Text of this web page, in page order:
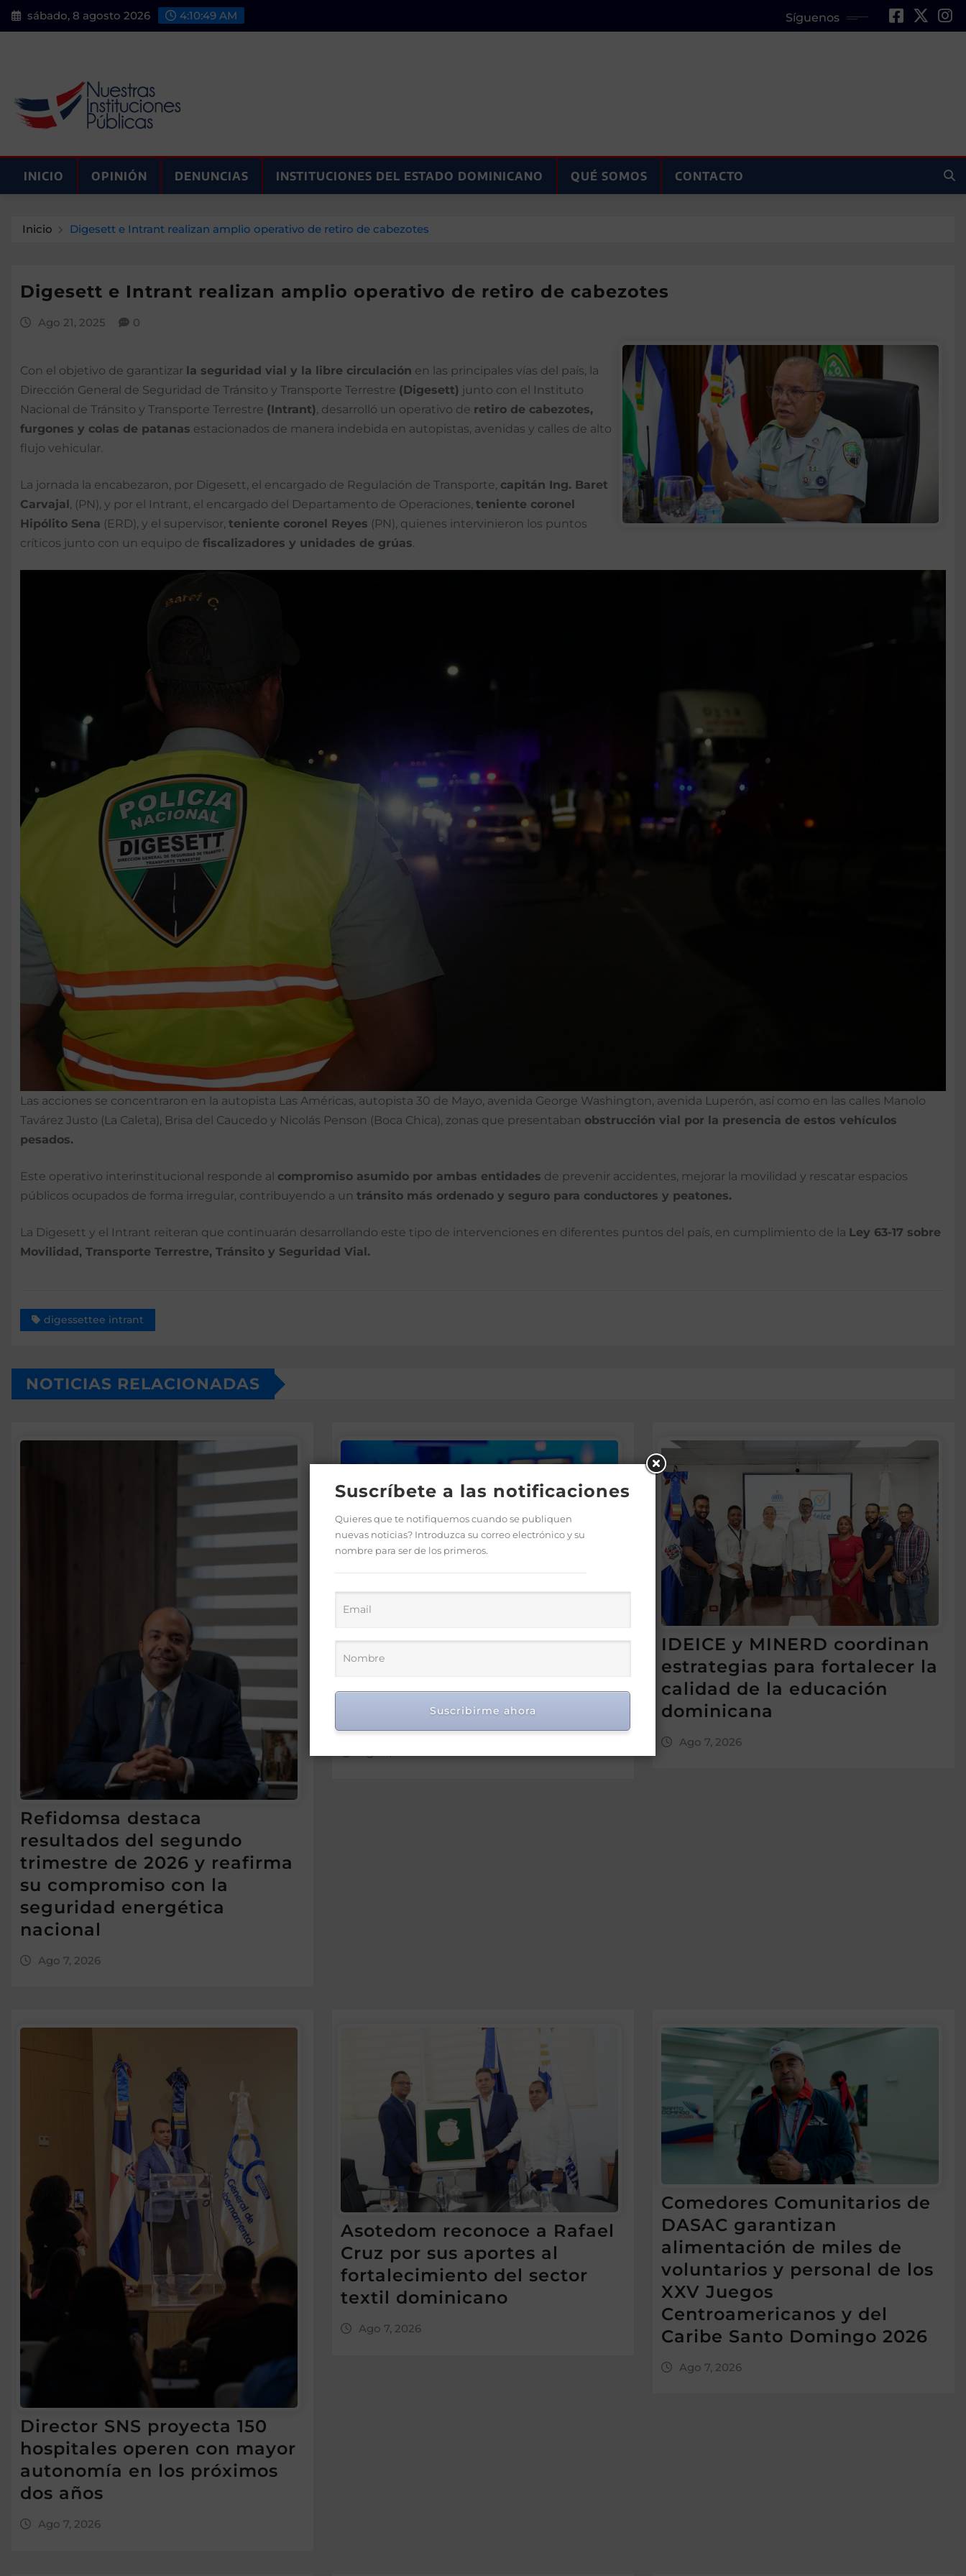
Saltar
al
sábado, 8 agosto 2026 4:10:51 AM Síguenos
INICIO OPINIÓN DENUNCIAS INSTITUCIONES DEL ESTADO DOMINICANO QUÉ SOMOS CONTACTO
Inicio Digesett e Intrant realizan amplio operativo de retiro de cabezotes
Digesett e Intrant realizan amplio operativo de retiro de cabezotes
Ago 21, 2025 0
Con el objetivo de garantizar la seguridad vial y la libre circulación en las principales vías del país, la
Dirección General de Seguridad de Tránsito y Transporte Terrestre (Digesett) junto con el Instituto
Nacional de Tránsito y Transporte Terrestre (Intrant), desarrolló un operativo de retiro de cabezotes,
furgones y colas de patanas estacionados de manera indebida en autopistas, avenidas y calles de alto
flujo vehicular.
La jornada la encabezaron, por Digesett, el encargado de Regulación de Transporte, capitán Ing. Baret
Carvajal , (PN), y por el Intrant, el encargado del Departamento de Operaciones, teniente coronel
Hipólito Sena (ERD), y el supervisor, teniente coronel Reyes (PN), quienes intervinieron los puntos
críticos junto con un equipo de fiscalizadores y unidades de grúas.
Las acciones se concentraron en la autopista Las Américas, autopista 30 de Mayo, avenida George Washington, avenida Luperón, así como en las calles Manolo
Tavárez Justo (La Caleta), Brisa del Caucedo y Nicolás Penson (Boca Chica), zonas que presentaban obstrucción vial por la presencia de estos vehículos
pesados.
Este operativo interinstitucional responde al compromiso asumido por ambas entidades de prevenir accidentes, mejorar la movilidad y rescatar espacios
públicos ocupados de forma irregular, contribuyendo a un tránsito más ordenado y seguro para conductores y peatones.
La Digesett y el Intrant reiteran que continuarán desarrollando este tipo de intervenciones en diferentes puntos del país, en cumplimiento de la Ley 63-17 sobre
Movilidad, Transporte Terrestre, Tránsito y Seguridad Vial.
digessettee intrant
NOTICIAS RELACIONADAS
Refidomsa destaca
resultados del segundo
trimestre de 2026 y reafirma
su compromiso con la
seguridad energética
nacional
Ago 7, 2026
Foro Meta RD 2036 para
desarrollo y prosperidad
IDEICE y MINERD coordinan
estrategias para fortalecer la
calidad de la educación
dominicana
Ago 7, 2026
Director SNS proyecta 150
hospitales operen con mayor
autonomía en los próximos
dos años
Ago 7, 2026
Asotedom reconoce a Rafael
Cruz por sus aportes al
fortalecimiento del sector
textil dominicano
Ago 7, 2026
Comedores Comunitarios de
DASAC garantizan
alimentación de miles de
voluntarios y personal de los
XXV Juegos
Centroamericanos y del
Caribe Santo Domingo 2026
Ago 7, 2026
Suscríbete a las notificaciones
Quieres que te notifiquemos cuando se publiquen
nuevas noticias? Introduzca su correo electrónico y su
nombre para ser de los primeros.
Suscribirme ahora